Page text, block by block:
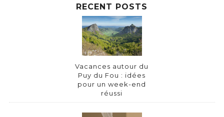
RECENT POSTS
Vacances autour du
Puy du Fou : idées
pour un week-end
réussi